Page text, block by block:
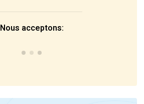
Nous acceptons: